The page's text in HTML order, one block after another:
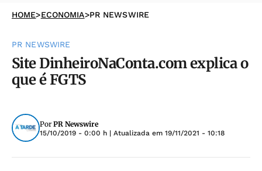
HOME>ECONOMIA>PR NEWSWIRE
PR NEWSWIRE
Site DinheiroNaConta.com explica o
que é FGTS
Por PR Newswire
15/10/2019 - 0:00 h | Atualizada em 19/11/2021 - 10:18